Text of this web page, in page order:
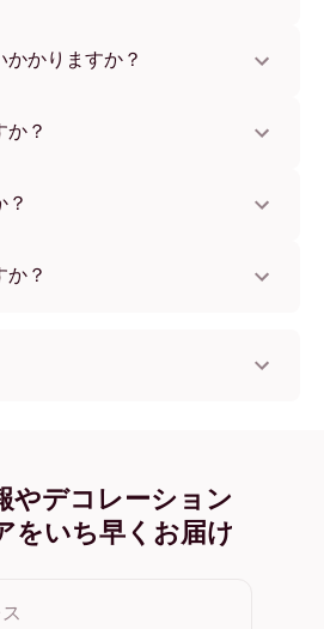
びいただけます。
かりますか？
後、追跡番号をお知らせします。
か？
お部屋でも安心してお使いいただ
？
か？
オーク
ワイド ブラック
ワイド ホワイト
やデコレーション
をいち早くお届け